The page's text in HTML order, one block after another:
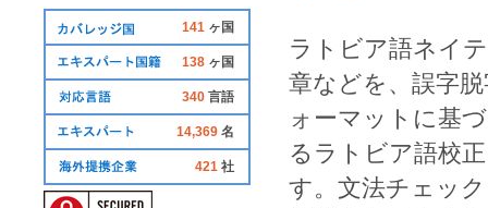
ラトビア語ネイ
章などを、 誤字
ォーマットに基
る ラトビア語校正
す。 文法チェック
141 ヶ国
138 ヶ国
340 言語
14,369 名
421 社